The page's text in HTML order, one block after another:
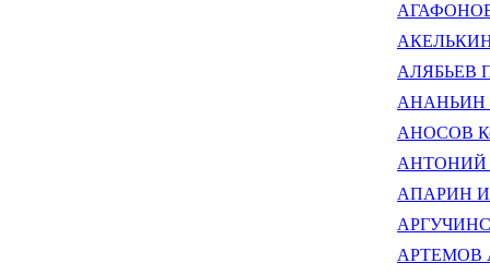
АКЕЛЬКИН
АЛЯБЬЕВ
АНАНЬИН
АНОСОВ
АНТОНИЙ
АПАРИН
АРТЕМОВ